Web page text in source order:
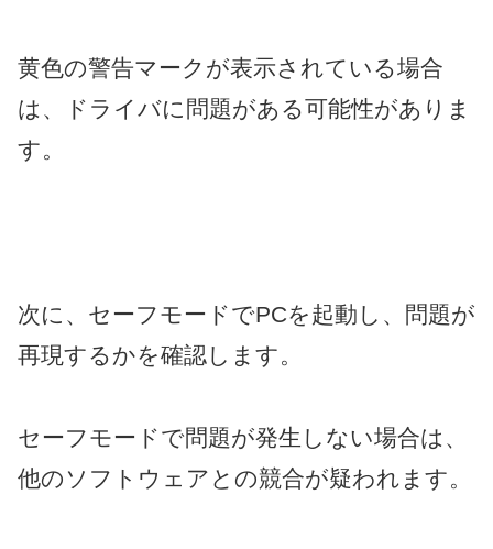
黄色の警告マークが表示されている場合
は、ドライバに問題がある可能性がありま
す。
次に、セーフモードでPCを起動し、問題が
再現するかを確認します。
セーフモードで問題が発生しない場合は、
他のソフトウェアとの競合が疑われます。